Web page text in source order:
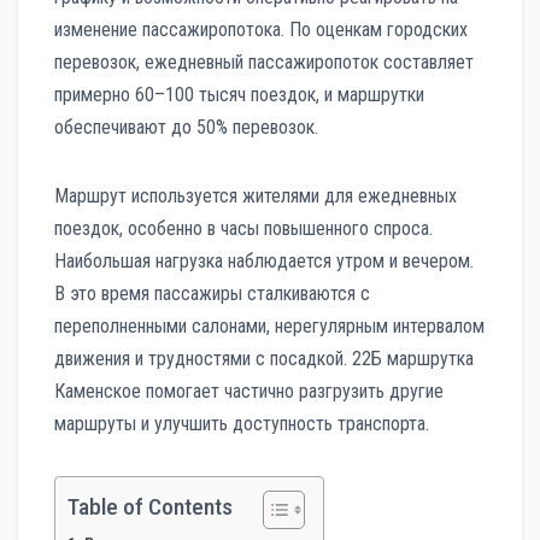
изменение пассажиропотока. По оценкам городских
перевозок, ежедневный пассажиропоток составляет
примерно 60–100 тысяч поездок, и маршрутки
обеспечивают до 50% перевозок.
Маршрут используется жителями для ежедневных
поездок, особенно в часы повышенного спроса.
Наибольшая нагрузка наблюдается утром и вечером.
В это время пассажиры сталкиваются с
переполненными салонами, нерегулярным интервалом
движения и трудностями с посадкой. 22Б маршрутка
Каменское помогает частично разгрузить другие
маршруты и улучшить доступность транспорта.
Table of Contents